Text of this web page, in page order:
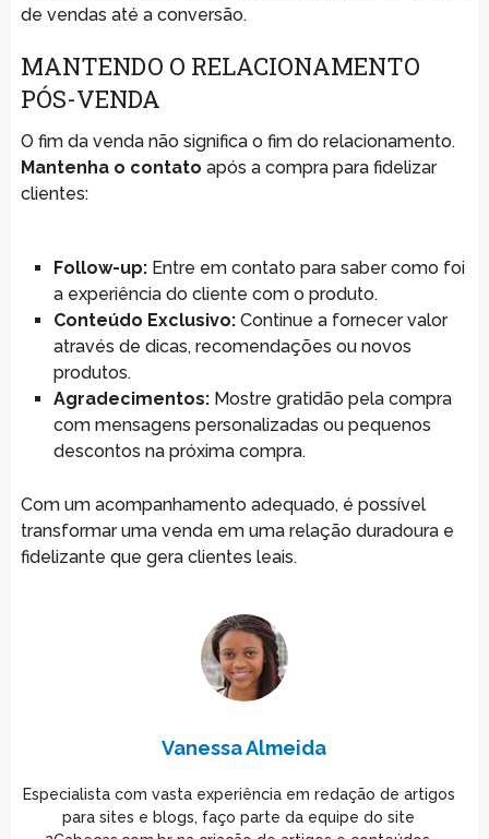
de vendas até a conversão.
MANTENDO O RELACIONAMENTO
PÓS-VENDA
O fim da venda não significa o fim do relacionamento.
Mantenha o contato após a compra para fidelizar
clientes:
Follow-up:Entre em contato para saber como foi
a experiência do cliente com o produto.
Conteúdo Exclusivo:Continue a fornecer valor
através de dicas, recomendações ou novos
produtos.
Agradecimentos: Mostre gratidão pela compra
com mensagens personalizadas ou pequenos
descontos na próxima compra.
Com um acompanhamento adequado, é possível
transformar uma venda em uma relação duradoura e
fidelizante que gera clientes leais.
Vanessa Almeida
Especialista com vasta experiência em redação de artigos
para sites e blogs, faço parte da equipe do site